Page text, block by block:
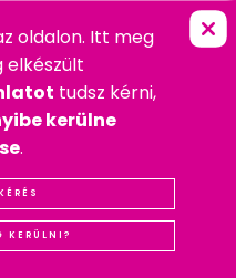
»
WEBDESIGN
2008. NOVEMBER 1. SZOMBAT
WEBDESIGN
#SOPRON
BEJEGYZÉSEK
oldalon. Itt meg
elkészült
tudsz kérni,
kerülne
.
KERÜLNI?